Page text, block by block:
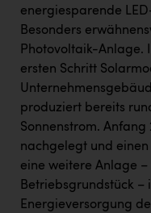
energiesparende
Besonders
Photovoltaik-Anlage.
ersten Schritt
produziert bereits
Sonnenstrom.
nachgelegt und
eine weitere Anlage
Betriebsgrundstück –
Energieversorgung